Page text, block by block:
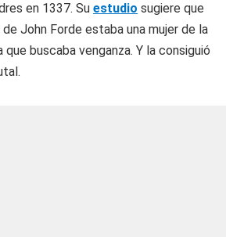
en 1337. Su estudio sugiere que
John Forde estaba una mujer de la
buscaba venganza. Y la consiguió